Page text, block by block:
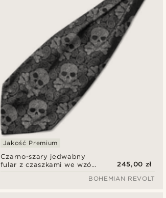
Czarno-szary jedwabny
fular z czaszkami we wzór
Jakość Premium
245,00 zł
BOHEMIAN REVOLT